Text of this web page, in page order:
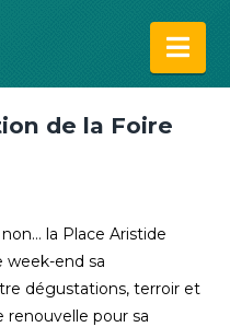
de la Foire
la Place Aristide
week-end sa
dégustations, terroir et
pour sa